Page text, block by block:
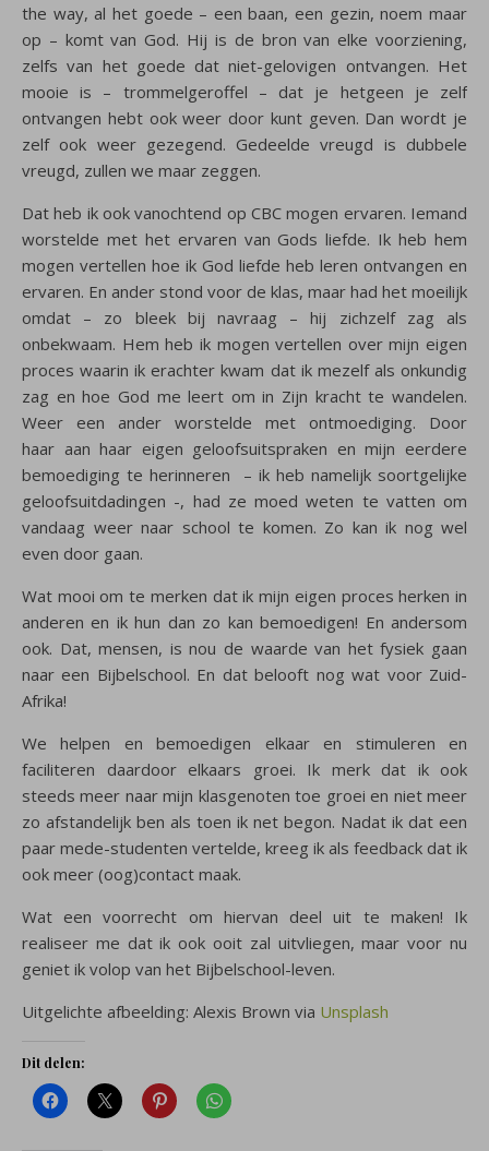
the way, al het goede – een baan, een gezin, noem maar
op – komt van God. Hij is de bron van elke voorziening,
zelfs van het goede dat niet-gelovigen ontvangen. Het
mooie is – trommelgeroffel – dat je hetgeen je zelf
ontvangen hebt ook weer door kunt geven. Dan wordt je
zelf ook weer gezegend. Gedeelde vreugd is dubbele
vreugd, zullen we maar zeggen.
Dat heb ik ook vanochtend op CBC mogen ervaren. Iemand
worstelde met het ervaren van Gods liefde. Ik heb hem
mogen vertellen hoe ik God liefde heb leren ontvangen en
ervaren. En ander stond voor de klas, maar had het moeilijk
omdat – zo bleek bij navraag – hij zichzelf zag als
onbekwaam. Hem heb ik mogen vertellen over mijn eigen
proces waarin ik erachter kwam dat ik mezelf als onkundig
zag en hoe God me leert om in Zijn kracht te wandelen.
Weer een ander worstelde met ontmoediging. Door
haar aan haar eigen geloofsuitspraken en mijn eerdere
bemoediging te herinneren – ik heb namelijk soortgelijke
geloofsuitdadingen -, had ze moed weten te vatten om
vandaag weer naar school te komen. Zo kan ik nog wel
even door gaan.
Wat mooi om te merken dat ik mijn eigen proces herken in
anderen en ik hun dan zo kan bemoedigen! En andersom
ook. Dat, mensen, is nou de waarde van het fysiek gaan
naar een Bijbelschool. En dat belooft nog wat voor Zuid-
Afrika!
We helpen en bemoedigen elkaar en stimuleren en
faciliteren daardoor elkaars groei. Ik merk dat ik ook
steeds meer naar mijn klasgenoten toe groei en niet meer
zo afstandelijk ben als toen ik net begon. Nadat ik dat een
paar mede-studenten vertelde, kreeg ik als feedback dat ik
ook meer (oog)contact maak.
Wat een voorrecht om hiervan deel uit te maken! Ik
realiseer me dat ik ook ooit zal uitvliegen, maar voor nu
geniet ik volop van het Bijbelschool-leven.
Uitgelichte afbeelding: Alexis Brown via Unsplash
Dit delen: